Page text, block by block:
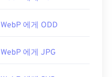
WebP 에게 ODD
WebP 에게 JPG